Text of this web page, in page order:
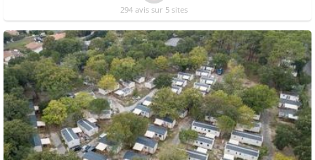
294 avis sur 5 sites